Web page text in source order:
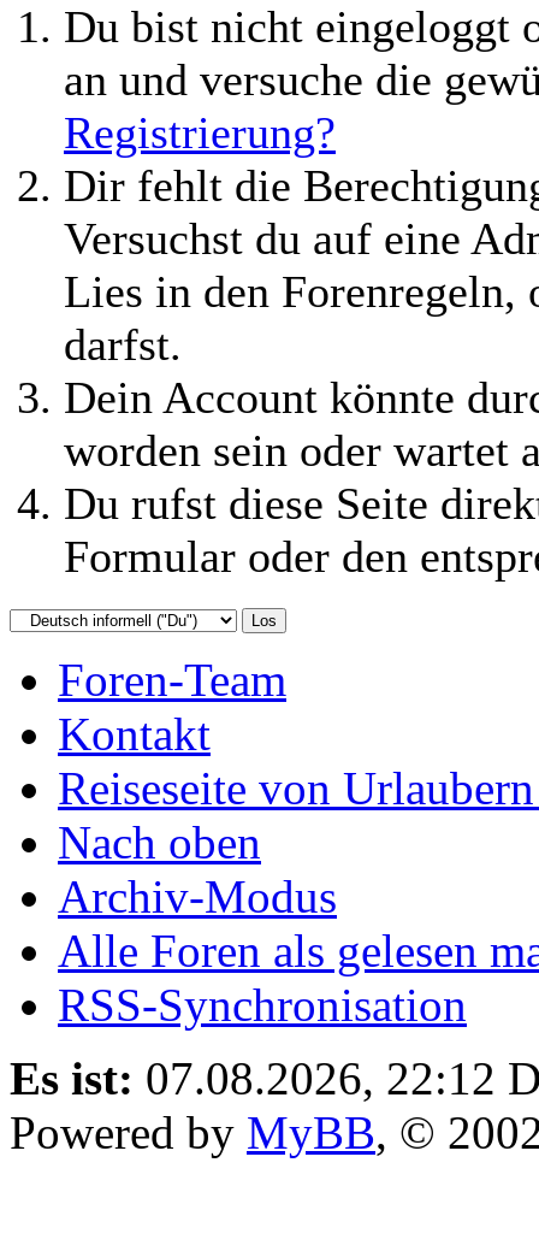
Du bist nicht eingeloggt
an und versuche die
Registrierung?
Dir fehlt die
Versuchst du auf eine
Lies in den Forenregeln,
darfst.
Dein Account könnte
worden sein oder wartet
Du rufst diese Seite
Formular oder den
Foren-Team
Kontakt
Reiseseite von
Nach oben
Archiv-Modus
Alle Foren als gelesen
RSS-Synchronisation
Es ist: 07.08.2026, 22:12
Powered by MyBB, ©